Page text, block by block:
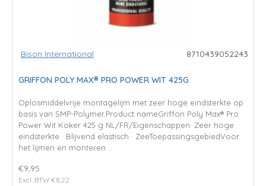
Bison International 8710439052243
GRIFFON POLY MAX® PRO POWER WIT 425G
Oplosmiddelvrije montagelijm met zeer hoge eindsterkte op
basis van SMP-Polymer.Product nameGriffon Poly Max® Pro
Power Wit Koker 425 g NL/FR/Eigenschappen· Zeer hoge
eindsterkte · Blijvend elastisch · ZeeToepassingsgebiedVoor
het lijmen en monteren ..
€9,95
Excl. BTW:€8,22